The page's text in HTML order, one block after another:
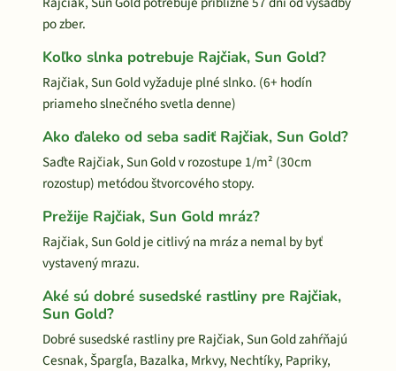
po zber.
Koľko slnka potrebuje Rajčiak, Sun Gold?
Rajčiak, Sun Gold vyžaduje plné slnko. (6+ hodín
priameho slnečného svetla denne)
Ako ďaleko od seba sadiť Rajčiak, Sun Gold?
Saďte Rajčiak, Sun Gold v rozostupe 1/m² (30cm
rozostup) metódou štvorcového stopy.
Prežije Rajčiak, Sun Gold mráz?
Rajčiak, Sun Gold je citlivý na mráz a nemal by byť
vystavený mrazu.
Aké sú dobré susedské rastliny pre Rajčiak,
Sun Gold?
Dobré susedské rastliny pre Rajčiak, Sun Gold zahŕňajú
Cesnak, Špargľa, Bazalka, Mrkvy, Nechtíky, Papriky,